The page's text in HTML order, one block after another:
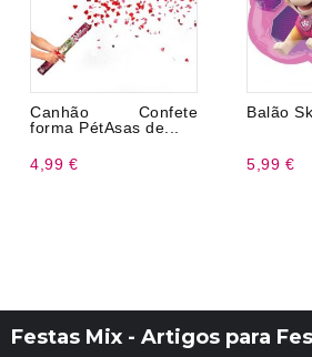
Canhão Confete
forma PétAsas de...
4,99 €
Balão
5,99 €
Festas Mix - Artigos para